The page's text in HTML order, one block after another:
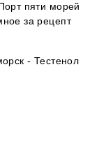
пяти морей
за рецепт
- Тестенол